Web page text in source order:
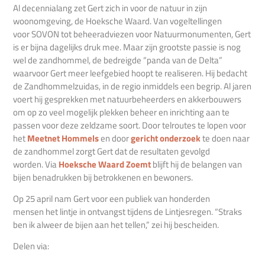
Al decennialang zet Gert zich in voor de natuur in zijn
woonomgeving, de Hoeksche Waard. Van vogeltellingen
voor SOVON tot beheeradviezen voor Natuurmonumenten, Gert
is er bijna dagelijks druk mee. Maar zijn grootste passie is nog
wel de zandhommel, de bedreigde “panda van de Delta”
waarvoor Gert meer leefgebied hoopt te realiseren. Hij bedacht
de Zandhommelzuidas, in de regio inmiddels een begrip. Al jaren
voert hij gesprekken met natuurbeheerders en akkerbouwers
om op zo veel mogelijk plekken beheer en inrichting aan te
passen voor deze zeldzame soort. Door telroutes te lopen voor
hetMeetnet Hommelsen doorgericht onderzoekte doen naar
de zandhommel zorgt Gert dat de resultaten gevolgd
worden. ViaHoeksche Waard Zoemtblijft hij de belangen van
bijen benadrukken bij betrokkenen en bewoners.
Op 25 april nam Gert voor een publiek van honderden
mensen het lintje in ontvangst tijdens de Lintjesregen. “Straks
ben ik alweer de bijen aan het tellen,” zei hij bescheiden.
Delen via: